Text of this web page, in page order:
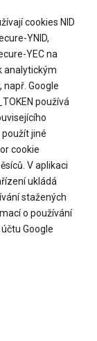
cookies NID
YNID,
YEC na
analytickým
Google
používá
jiné
cookie
V aplikaci
ukládá
stažených
o používání
Google